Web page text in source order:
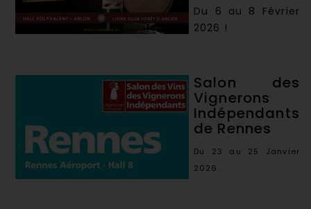
Du 6 au 8 Février
2026 !
Salon des
Vignerons
Indépendants
de Rennes
Du 23 au 25 Janvier
2026.